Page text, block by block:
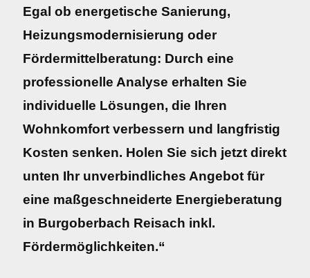
Egal ob energetische Sanierung,
Heizungsmodernisierung oder
Fördermittelberatung: Durch eine
professionelle Analyse erhalten Sie
individuelle Lösungen, die Ihren
Wohnkomfort verbessern und langfristig
Kosten senken. Holen Sie sich jetzt direkt
unten Ihr unverbindliches Angebot für
eine maßgeschneiderte Energieberatung
in Burgoberbach Reisach inkl.
Fördermöglichkeiten.“